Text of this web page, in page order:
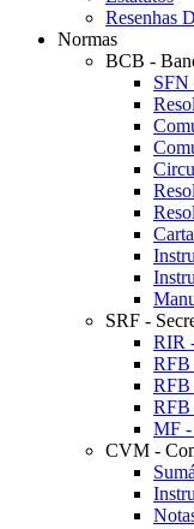
Resenhas
Normas
BCB -
SFN
SRF -
RIR
RFB
RFB
RFB
MF -
CVM -